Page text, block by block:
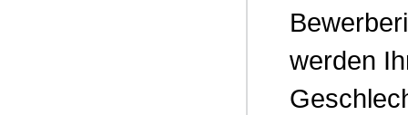
werden